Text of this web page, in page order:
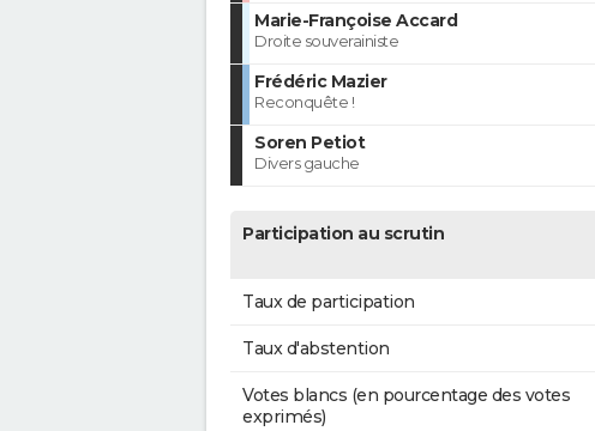
Marie-Françoise Accard
Droite souverainiste
Frédéric Mazier
Reconquête !
Soren Petiot
Divers gauche
Participation au scrutin
Taux de participation
Taux d'abstention
Votes blancs (en pourcentage des votes
exprimés)